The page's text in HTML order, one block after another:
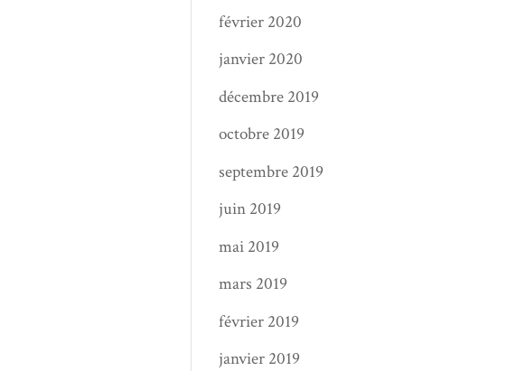
février 2020
janvier 2020
décembre 2019
octobre 2019
septembre 2019
juin 2019
mai 2019
mars 2019
février 2019
janvier 2019